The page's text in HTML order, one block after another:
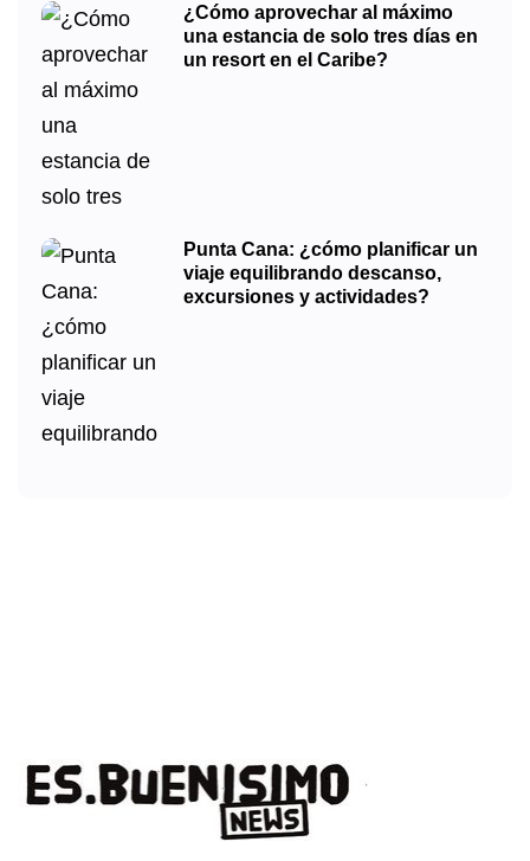
¿Cómo aprovechar al máximo
una estancia de solo tres días en
un resort en el Caribe?
Punta Cana: ¿cómo planificar un
viaje equilibrando descanso,
excursiones y actividades?